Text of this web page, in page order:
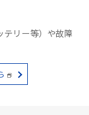
リー等）や故障